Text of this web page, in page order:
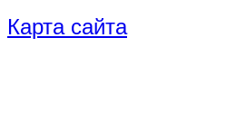
Карта сайта